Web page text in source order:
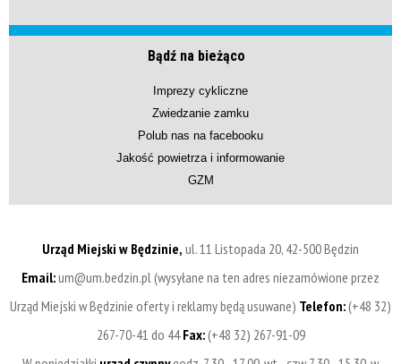
Bądź na bieżąco
Imprezy cykliczne
Zwiedzanie zamku
Polub nas na facebooku
Jakość powietrza i informowanie
GZM
Urząd Miejski w Będzinie, ul. 11 Listopada 20, 42-500 Będzin
Email:um@um.bedzin.pl (wysyłane na ten adres niezamówione przez
Urząd Miejski w Będzinie oferty i reklamy będą usuwane) Telefon:(+48 32)
267-70-41 do 44Fax:(+48 32) 267-91-09